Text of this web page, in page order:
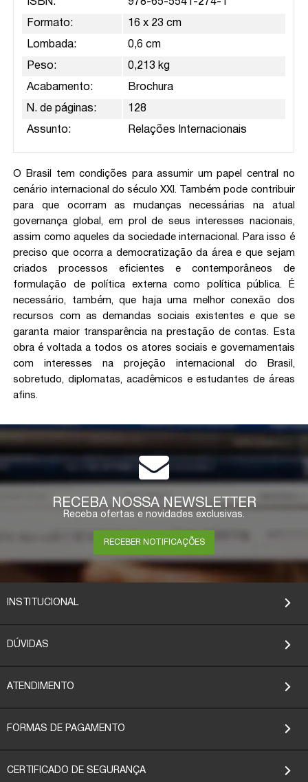
ISBN: 978-65-5541-274-1
Formato: 16 x 23 cm
Lombada: 0,6 cm
Peso: 0,213 kg
Acabamento: Brochura
N. de páginas: 128
Assunto: Relações Internacionais
O Brasil tem condições para assumir um papel central no
cenário internacional do século XXI. Também pode contribuir
para que ocorram as mudanças necessárias na atual
governança global, em prol de seus interesses nacionais,
assim como aqueles da sociedade internacional. Para isso é
preciso que ocorra a democratização da área e que sejam
criados processos eficientes e contemporâneos de
formulação de política externa como política pública. É
necessário, também, que haja uma melhor conexão dos
recursos com as demandas sociais existentes e que se
garanta maior transparência na prestação de contas. Esta
obra é voltada a todos os atores sociais e governamentais
com interesses na projeção internacional do Brasil,
sobretudo, diplomatas, acadêmicos e estudantes de áreas
afins.
RECEBA NOSSA NEWSLETTER
Receba ofertas e novidades exclusivas.
RECEBER NOTIFICAÇÕES
INSTITUCIONAL
DÚVIDAS
ATENDIMENTO
FORMAS DE PAGAMENTO
CERTIFICADO DE SEGURANÇA